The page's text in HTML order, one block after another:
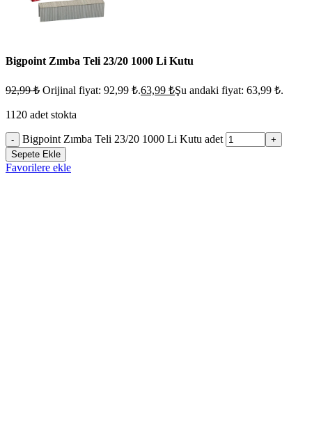
Bigpoint Zımba Teli 23/20 1000 Li Kutu
92,99₺ Orijinal fiyat: 92,99 ₺.63,99 ₺Şu andaki fiyat: 63,99 ₺.
1120 adet stokta
- Bigpoint Zımba Teli 23/20 1000 Li Kutu adet
+
Sepete Ekle
Favorilere ekle